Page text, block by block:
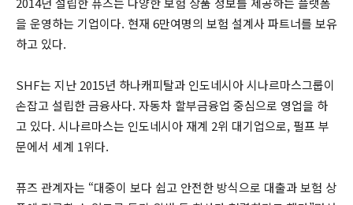
을 운영하는 기업이다. 현재 6만여명의 보험 설계사 파트너를 보유
하고 있다.
SHF는 지난 2015년 하나캐피탈과 인도네시아 시나르마스그룹이
손잡고 설립한 금융사다. 자동차 할부금융업 중심으로 영업을 하
고 있다. 시나르마스는 인도네시아 재계 2위 대기업으로, 펄프 부
문에서 세계 1위다.
퓨즈 관계자는 “대중이 보다 쉽고 안전한 방식으로 대출과 보험 상